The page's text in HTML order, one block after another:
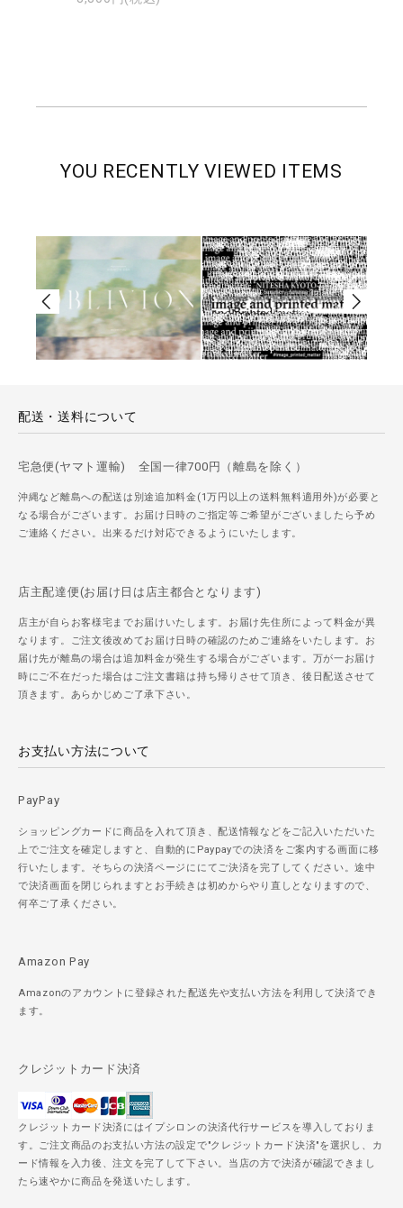
YOU RECENTLY VIEWED ITEMS
配送・送料について
宅急便(ヤマト運輸) 全国一律700円（離島を除く）
沖縄など離島への配送は別途追加料金(1万円以上の送料無料適用外)が必要と
なる場合がございます。お届け日時のご指定等ご希望がございましたら予め
ご連絡ください。出来るだけ対応できるようにいたします。
店主配達便(お届け日は店主都合となります)
店主が自らお客様宅までお届けいたします。お届け先住所によって料金が異
なります。ご注文後改めてお届け日時の確認のためご連絡をいたします。お
届け先が離島の場合は追加料金が発生する場合がございます。万が一お届け
時にご不在だった場合はご注文書籍は持ち帰りさせて頂き、後日配送させて
頂きます。あらかじめご了承下さい。
お支払い方法について
PayPay
ショッピングカードに商品を入れて頂き、配送情報などをご記入いただいた
上でご注文を確定しますと、自動的にPaypayでの決済をご案内する画面に移
行いたします。そちらの決済ページににてご決済を完了してください。途中
で決済画面を閉じられますとお手続きは初めからやり直しとなりますので、
何卒ご了承ください。
Amazon Pay
Amazonのアカウントに登録された配送先や支払い方法を利用して決済でき
ます。
クレジットカード決済
クレジットカード決済にはイプシロンの決済代行サービスを導入しておりま
す。ご注文商品のお支払い方法の設定で"クレジットカード決済"を選択し、カ
ード情報を入力後、注文を完了して下さい。当店の方で決済が確認できまし
たら速やかに商品を発送いたします。